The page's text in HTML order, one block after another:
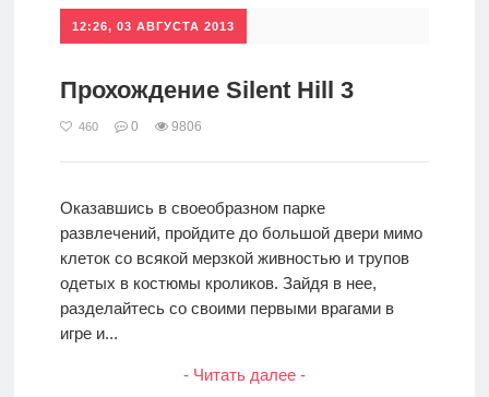
12:26, 03 АВГУСТА 2013
Прохождение Silent Hill 3
460 0 9806
Оказавшись в своеобразном парке
развлечений, пройдите до большой двери мимо
клеток со всякой мерзкой живностью и трупов
одетых в костюмы кроликов. Зайдя в нее,
разделайтесь со своими первыми врагами в
игре и...
- Читать далее -